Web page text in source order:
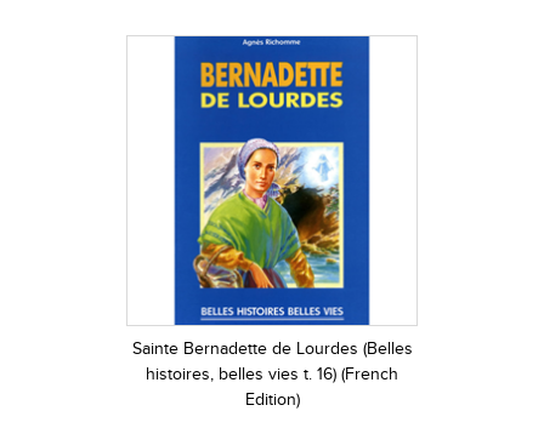
Sainte Bernadette de Lourdes (Belles
histoires, belles vies t. 16) (French
Edition)